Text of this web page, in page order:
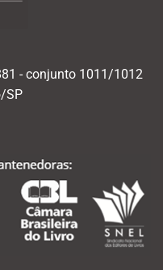
- conjunto 1011/1012
SP